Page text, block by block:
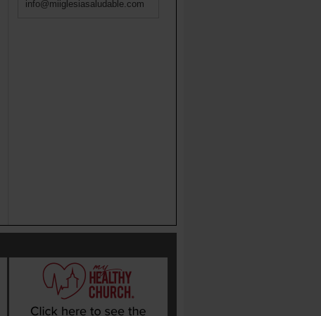
info@miiglesiasaludable.com